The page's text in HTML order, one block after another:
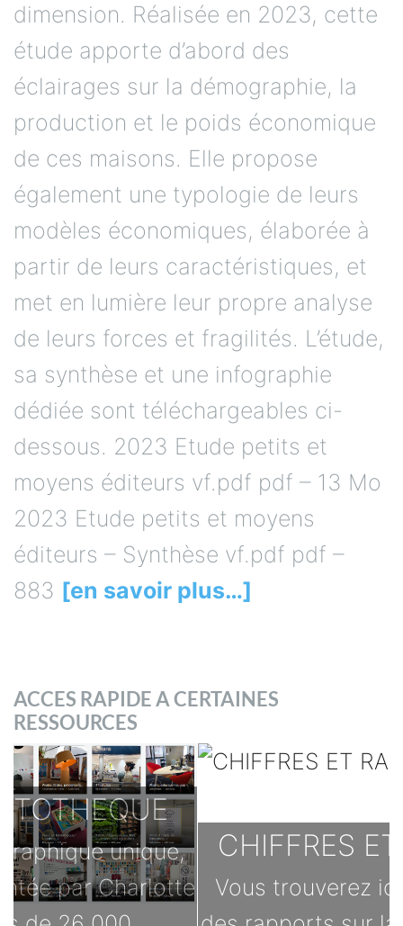
dimension. Réalisée en 2023, cette
étude apporte d’abord des
éclairages sur la démographie, la
production et le poids économique
de ces maisons. Elle propose
également une typologie de leurs
modèles économiques, élaborée à
partir de leurs caractéristiques, et
met en lumière leur propre analyse
de leurs forces et fragilités. L’étude,
sa synthèse et une infographie
dédiée sont téléchargeables ci-
dessous. 2023 Etude petits et
moyens éditeurs vf.pdf pdf – 13 Mo
2023 Etude petits et moyens
éditeurs – Synthèse vf.pdf pdf –
883 [en savoir plus…]
ACCES RAPIDE A CERTAINES
RESSOURCES
CHIFFRES ET RAPPORTS
Vous trouverez ici des chiffres et